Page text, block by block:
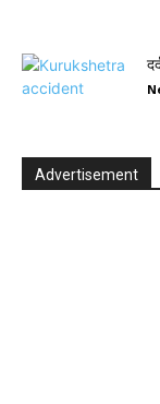
Advertisement